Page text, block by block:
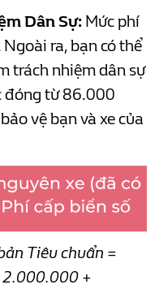
Dân Sự: Mức phí
ra, bạn có thể
trách nhiệm dân sự
đóng từ 86.000
vệ bạn và xe của
Tiêu chuẩn =
+